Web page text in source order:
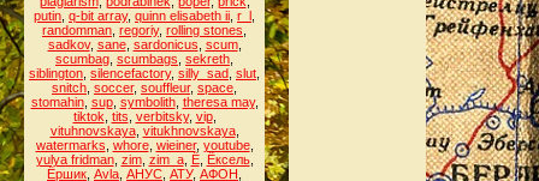
putin q-bit array, quinn elisabeth ii r_l
randomman regoriy, rolling stones
sadkov, sane, sardonicus scum,
scumbag scumbags sekreth
siblington silencefactory, silly_sad slut
snitch soccer, souffleur, space
stomahin, sup, symbolith, theresa may,
tiktok tits verbitsky, vip,
vituhnovskaya, vitukhnovskaya,
watermarks whore, wieiner, youtube,
yulya fridman, zim, zim_a, Ё, Ёксель,
Ёршик Аvla АНУС АТУ, АФОН